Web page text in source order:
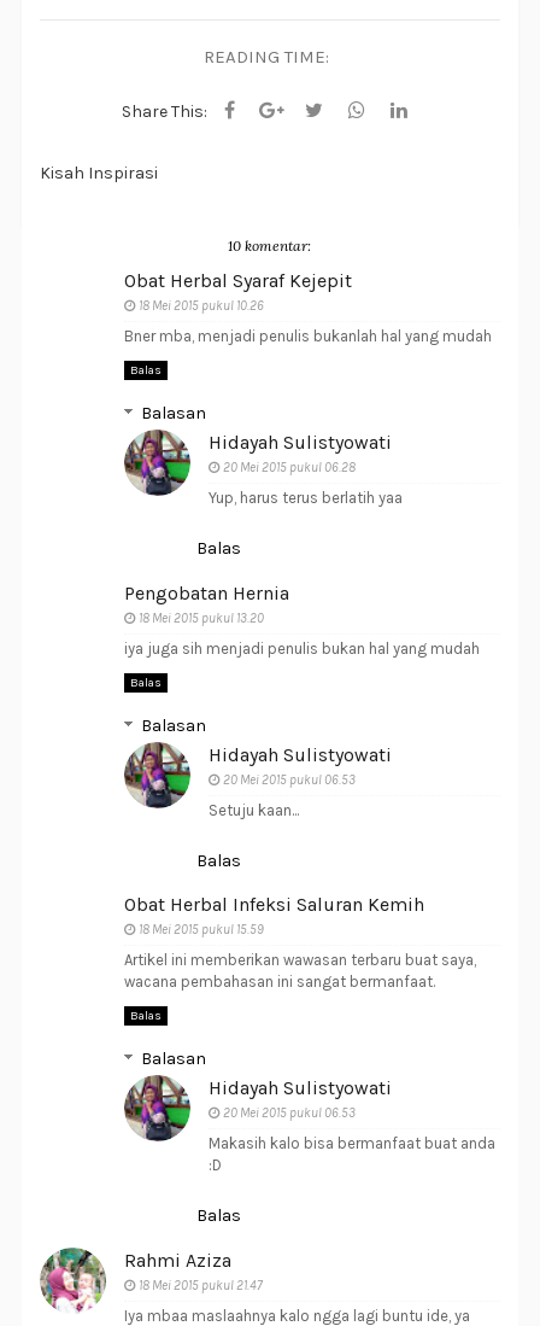
READING TIME:
Share This:
Kisah Inspirasi
10 komentar:
Obat Herbal Syaraf Kejepit
18 Mei 2015 pukul 10.26
Bner mba, menjadi penulis bukanlah hal yang mudah
Balas
Balasan
Hidayah Sulistyowati
20 Mei 2015 pukul 06.28
Yup, harus terus berlatih yaa
Balas
Pengobatan Hernia
18 Mei 2015 pukul 13.20
iya juga sih menjadi penulis bukan hal yang mudah
Balas
Balasan
Hidayah Sulistyowati
20 Mei 2015 pukul 06.53
Setuju kaan...
Balas
Obat Herbal Infeksi Saluran Kemih
18 Mei 2015 pukul 15.59
Artikel ini memberikan wawasan terbaru buat saya,
wacana pembahasan ini sangat bermanfaat.
Balas
Balasan
Hidayah Sulistyowati
20 Mei 2015 pukul 06.53
Makasih kalo bisa bermanfaat buat anda
:D
Balas
Rahmi Aziza
18 Mei 2015 pukul 21.47
Iya mbaa maslaahnya kalo ngga lagi buntu ide, ya